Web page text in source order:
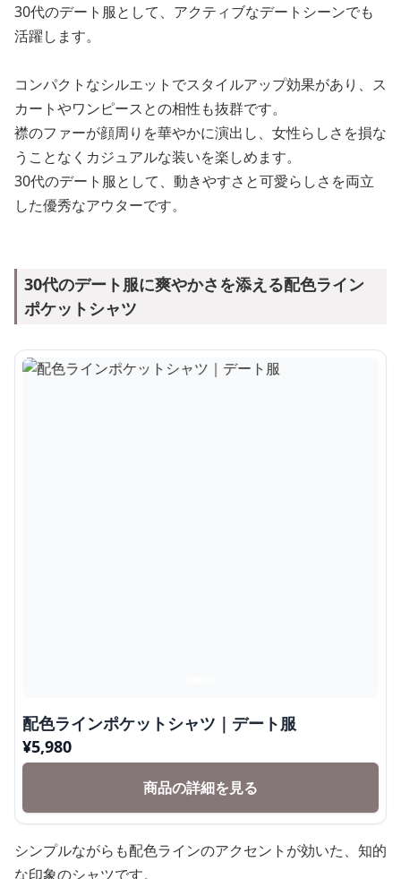
30代のデート服として、アクティブなデートシーンでも
活躍します。
コンパクトなシルエットでスタイルアップ効果があり、ス
カートやワンピースとの相性も抜群です。
襟のファーが顔周りを華やかに演出し、女性らしさを損な
うことなくカジュアルな装いを楽しめます。
30代のデート服として、動きやすさと可愛らしさを両立
した優秀なアウターです。
30代のデート服に爽やかさを添える配色ライン
ポケットシャツ
配色ラインポケットシャツ｜デート服
¥5,980
商品の詳細を見る
シンプルながらも配色ラインのアクセントが効いた、知的
な印象のシャツです。